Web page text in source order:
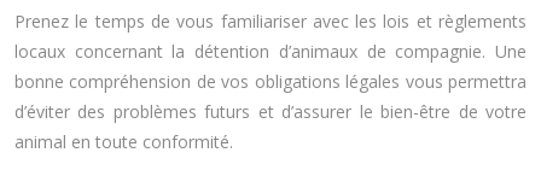
Prenez le temps de vous familiariser avec les lois et règlements
locaux concernant la détention d’animaux de compagnie. Une
bonne compréhension de vos obligations légales vous permettra
d’éviter des problèmes futurs et d’assurer le bien-être de votre
animal en toute conformité.